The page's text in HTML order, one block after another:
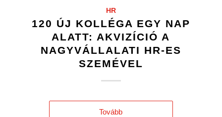
HR
120 ÚJ KOLLÉGA EGY NAP
ALATT: AKVIZÍCIÓ A
NAGYVÁLLALATI HR-ES
SZEMÉVEL
Tovább